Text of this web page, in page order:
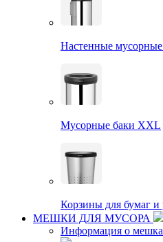
Настенные мусорные
Мусорные баки XXL
Корзины для бумаг
МЕШКИ ДЛЯ МУСОРА
Информация о